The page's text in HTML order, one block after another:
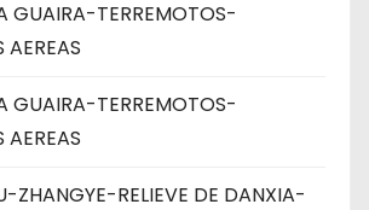
GUAIRA-TERREMOTOS-
AEREAS
GUAIRA-TERREMOTOS-
AEREAS
ZHANGYE-RELIEVE DE DANXIA-